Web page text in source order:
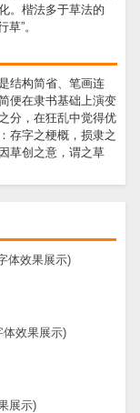
。楷法多于草法的
”。
结构简省、笔画连
便在隶书基础上演变
分，在狂乱中觉得优
存字之梗概，损隶之
草创之意，谓之草